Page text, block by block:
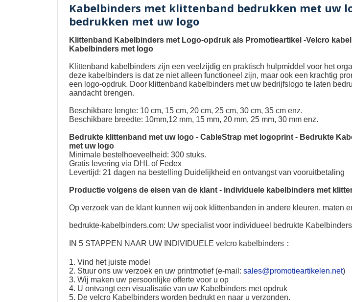
Kabelbinders met klittenband bedrukken met uw
bedrukken met uw logo
Klittenband Kabelbinders met Logo-opdruk als Promotieartikel -Velcro
Kabelbinders met logo
Klittenband kabelbinders zijn een veelzijdig en praktisch hulpmiddel voor het
deze kabelbinders is dat ze niet alleen functioneel zijn, maar ook een krachtig
een logo-opdruk. Door klittenband kabelbinders met uw bedrijfslogo te laten
aandacht brengen.
Beschikbare lengte: 10 cm, 15 cm, 20 cm, 25 cm, 30 cm, 35 cm enz.
Beschikbare breedte: 10mm,12 mm, 15 mm, 20 mm, 25 mm, 30 mm enz.
Bedrukte klittenband met uw logo -CableStrap met logoprint - Bedrukte
met uw logo
Minimale bestelhoeveelheid: 300 stuks.
Gratis levering via DHL of Fedex
Levertijd: 21 dagen na bestelling Duidelijkheid en ontvangst van vooruitbetaling
Productie volgens de eisen van de klant - individuele kabelbinders met
Op verzoek van de klant kunnen wij ook klittenbanden in andere kleuren, maten
bedrukte-kabelbinders.com: Uw specialist voor individueel bedrukte
IN 5 STAPPEN NAAR UW INDIVIDUELE velcro kabelbinders ：
1. Vind het juiste model
2. Stuur ons uw verzoek en uw printmotief (e-mail:sales@promotieartikelen.net)
3. Wij maken uw persoonlijke offerte voor u op
4. U ontvangt een visualisatie van uw Kabelbinders met opdruk
5. De velcro Kabelbinders worden bedrukt en naar u verzonden.